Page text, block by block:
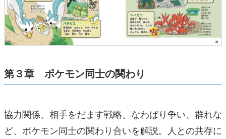
第３章 ポケモン同士の関わり
協力関係、相手をだます戦略、なわばり争い、群れな
ど、ポケモン同士の関わり合いを解説。人との共存に